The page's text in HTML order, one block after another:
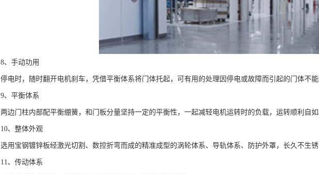
8、手动功用
停电时，随时翻开电机刹车，凭借平衡体系将门体托起，可有用的处理因停电或故障而引起的门体不能
9、平衡体系
两边门柱内部配平衡绷簧，和门板分量坚持一定的平衡性，一起减轻电机运转时的负载，运转顺利自如
10、整体外观
选用宝钢镀锌板经激光切割、数控折弯而成的精准成型的涡轮体系、导轨体系、防护外罩，长久不生
11、传动体系